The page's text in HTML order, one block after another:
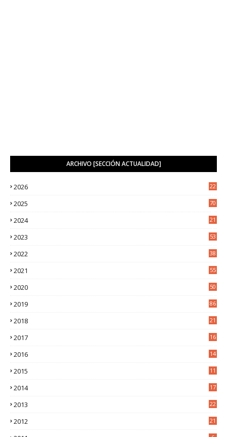
ARCHIVO [SECCIÓN ACTUALIDAD]
2026
22
2025
70
2024
21
2023
53
2022
38
2021
55
2020
50
2019 86
2018
21
2017
16
2016
14
2015
11
2014
17
2013
22
2012
21